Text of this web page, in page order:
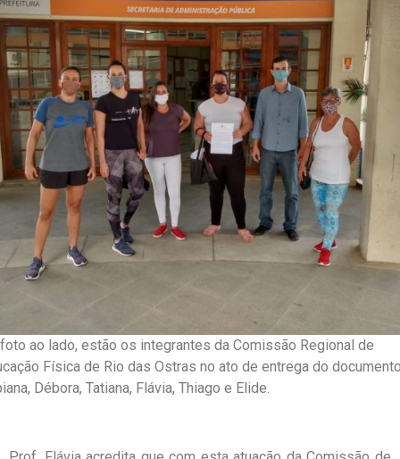
ao lado, estão os integrantes da Comissão Regional de
Física de Rio das Ostras no ato de entrega do
Débora, Tatiana, Flávia, Thiago e Elide.